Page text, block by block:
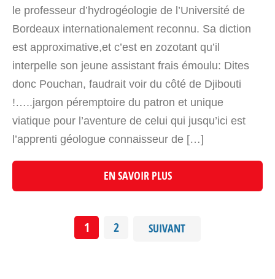
le professeur d’hydrogéologie de l’Université de
Bordeaux internationalement reconnu. Sa diction
est approximative,et c’est en zozotant qu’il
interpelle son jeune assistant frais émoulu: Dites
donc Pouchan, faudrait voir du côté de Djibouti
!…..jargon péremptoire du patron et unique
viatique pour l’aventure de celui qui jusqu’ici est
l’apprenti géologue connaisseur de […]
EN SAVOIR PLUS
1 2 SUIVANT